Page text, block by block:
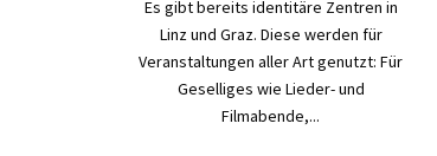
Es gibt bereits identitäre Zentren in
Linz und Graz. Diese werden für
Veranstaltungen aller Art genutzt: Für
Geselliges wie Lieder- und
Filmabende,...